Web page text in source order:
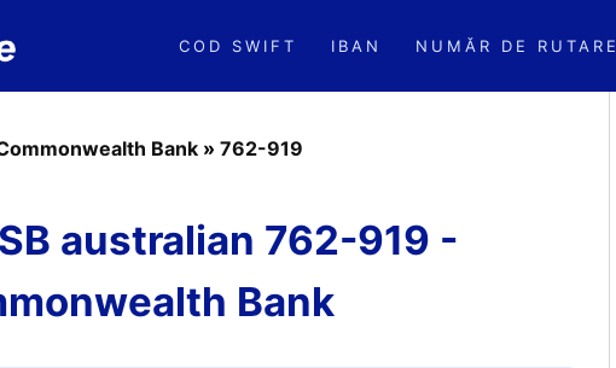
COD SWIFT IBAN NUMĂR DE RUTARE
Bank » 762-919
australian 762-919 -
Bank